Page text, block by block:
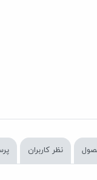
نظر کاربران